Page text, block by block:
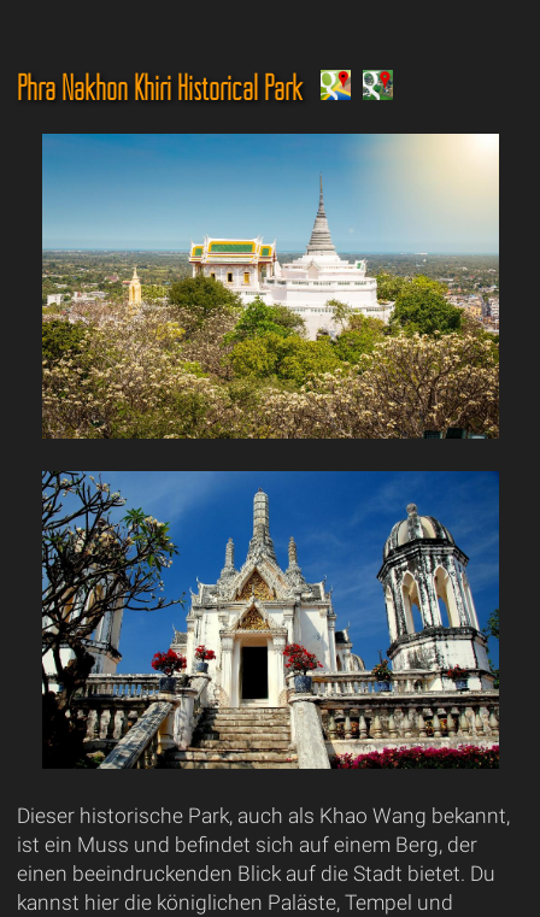
Phra Nakhon Khiri Historical Park
Dieser historische Park, auch als Khao Wang bekannt,
ist ein Muss und befindet sich auf einem Berg, der
einen beeindruckenden Blick auf die Stadt bietet. Du
kannst hier die königlichen Paläste, Tempel und